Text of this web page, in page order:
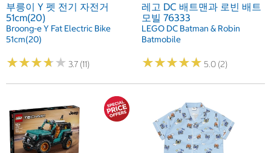
부릉이 Y 펫 전기 자전거
51cm(20)
Broong-e Y Fat Electric Bike
51cm(20)
★★★★★
★★★★★ 3.7 (11)
레고 DC 배트맨과 로빈 배트
모빌 76333
LEGO DC Batman & Robin
Batmobile
★★★★★
★★★★★ 5.0 (2)